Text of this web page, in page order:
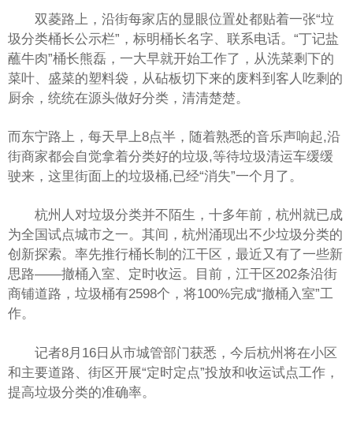
双菱路上，沿街每家店的显眼位置处都贴着一张“垃
圾分类桶长公示栏”，标明桶长名字、联系电话。“丁记盐
蘸牛肉”桶长熊磊，一大早就开始工作了，从洗菜剩下的
菜叶、盛菜的塑料袋，从砧板切下来的废料到客人吃剩的
厨余，统统在源头做好分类，清清楚楚。
而东宁路上，每天早上8点半，随着熟悉的音乐声响起,沿
街商家都会自觉拿着分类好的垃圾,等待垃圾清运车缓缓
驶来，这里街面上的垃圾桶,已经“消失”一个月了。
杭州人对垃圾分类并不陌生，十多年前，杭州就已成
为全国试点城市之一。其间，杭州涌现出不少垃圾分类的
创新探索。率先推行桶长制的江干区，最近又有了一些新
思路——撤桶入室、定时收运。目前，江干区202条沿街
商铺道路，垃圾桶有2598个，将100%完成“撤桶入室”工
作。
记者8月16日从市城管部门获悉，今后杭州将在小区
和主要道路、街区开展“定时定点”投放和收运试点工作，
提高垃圾分类的准确率。